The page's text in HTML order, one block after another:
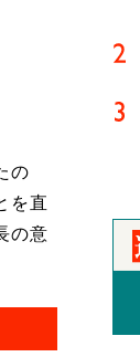
の
を直
の意